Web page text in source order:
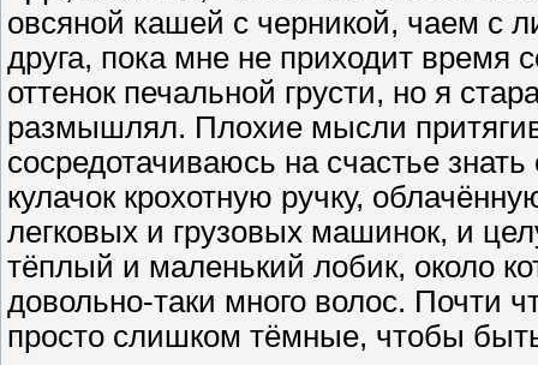
овсяной кашей с черникой, чаем с
друга, пока мне не приходит время
оттенок печальной грусти, но я
размышлял. Плохие мысли
сосредотачиваюсь на счастье
кулачок крохотную ручку,
легковых и грузовых машинок, и
тёплый и маленький лобик, около
довольно-таки много волос. Почти
просто слишком тёмные, чтобы